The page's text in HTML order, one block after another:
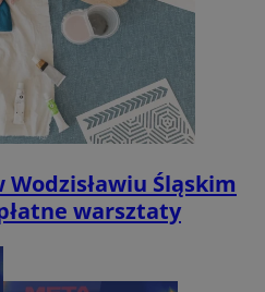
Śląskim
warsztaty